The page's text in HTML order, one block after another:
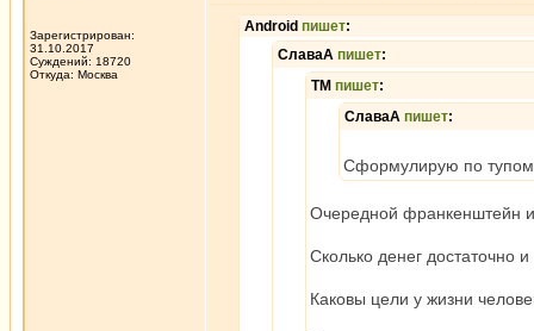
Зарегистрирован:
31.10.2017
Суждений: 18720
Откуда: Москва
Android пишет:
СлаваА пишет:
ТМ пишет:
СлаваА пишет:
Сформулирую по
Очередной франкенштейн
Сколько денег достаточно
Каковы цели у жизни